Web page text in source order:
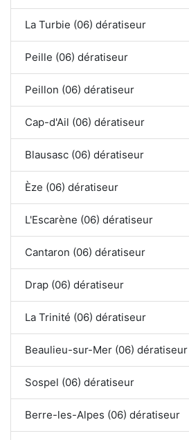
La Turbie (06) dératiseur
Peille (06) dératiseur
Peillon (06) dératiseur
Cap-d'Ail (06) dératiseur
Blausasc (06) dératiseur
Èze (06) dératiseur
L'Escarène (06) dératiseur
Cantaron (06) dératiseur
Drap (06) dératiseur
La Trinité (06) dératiseur
Beaulieu-sur-Mer (06) dératiseur
Sospel (06) dératiseur
Berre-les-Alpes (06) dératiseur